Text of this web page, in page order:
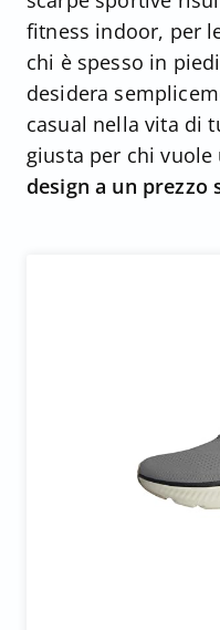
fitness indoor, per
chi è spesso in
desidera
casual nella vita di
giusta per chi vuole
design a un prezzo